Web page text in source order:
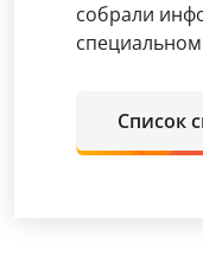
собрали
Список